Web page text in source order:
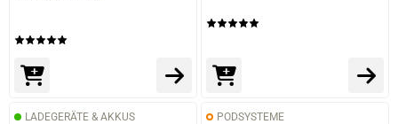
LADEGERÄTE & AKKUS PODSYSTEME